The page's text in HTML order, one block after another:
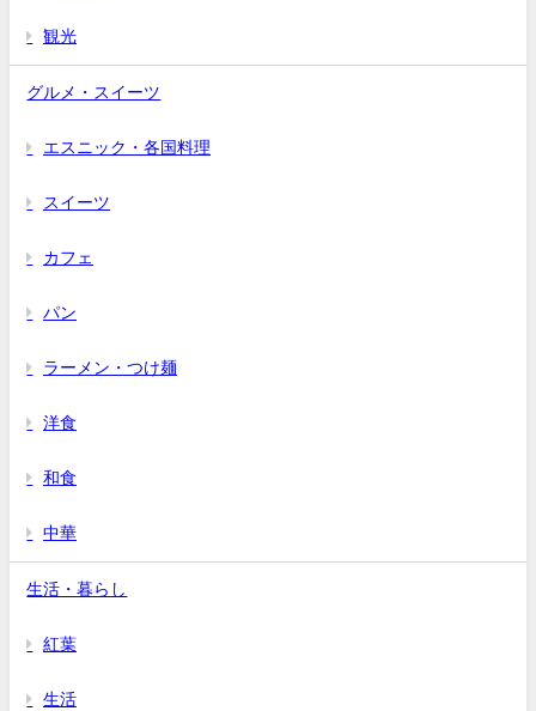
観光
グルメ・スイーツ
エスニック・各国料理
スイーツ
カフェ
パン
ラーメン・つけ麺
洋食
和食
中華
生活・暮らし
紅葉
生活